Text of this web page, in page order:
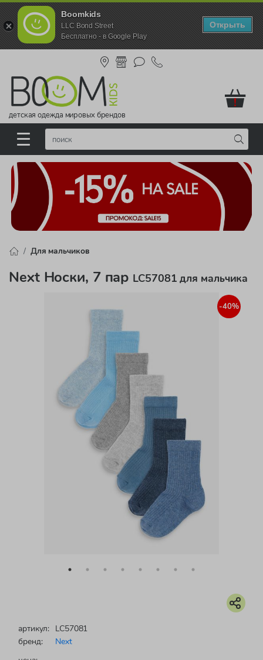
Boomkids
LLC Bond Street
Бесплатно - в Google Play
Открыть
детская одежда мировых брендов
!
Для мальчиков
Next Носки, 7 пар LC57081 для мальчика
-40%
артикул: LC57081
бренд:
Next